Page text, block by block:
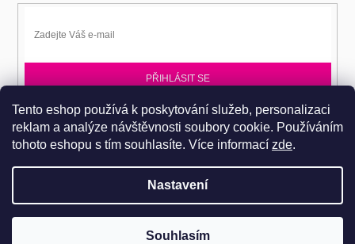
Tento eshop používá k poskytování služeb, personalizaci
reklam a analýze návštěvnosti soubory cookie. Používáním
tohoto eshopu s tím souhlasíte. Více informací zde.
Nastavení
Souhlasím
Pro návštěvu do prodejního centra je nutné se objednat. Tel.: 724
PŘIHLÁSIT SE
Přihlaste se k EPITA-DD a získávejte novinky jako první.